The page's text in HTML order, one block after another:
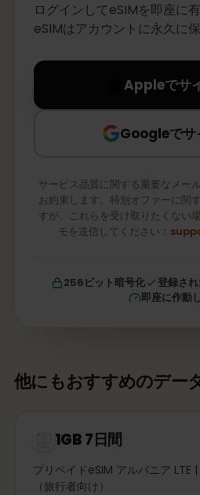
ログインしてeSIMを即座に
eSIMはアカウントに永久に保
Appleでサ
Googleでサ
サービス品質に関する重要なメー
お約束します。特別オファーに関
すが、これらを受け取りたくない
モを送信してください：
256ビット暗号化
登録さ
即座に作動
他にもおすすめのデー
1GB 7日間
プリペイドeSIM アルバニア LTE
（旅行者向け）